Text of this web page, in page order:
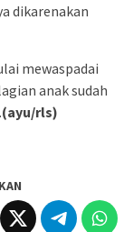
dikarenakan
mewaspadai
anak sudah
(ayu/rls)